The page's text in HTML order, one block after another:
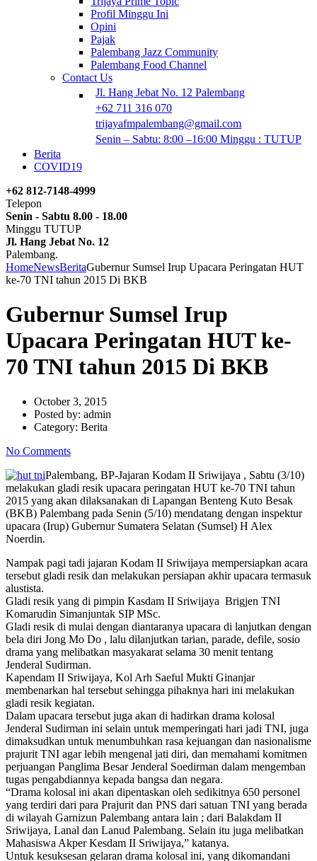
Profil Minggu Ini
Opini
Pajak
Palembang Jazz Community
Palembang Food Channel
Contact Us
Jl. Hang Jebat No. 12 Palembang
+62 711 316 070
trijayafmpalembang@gmail.com
Senin – Sabtu: 8:00 –16:00 Minggu : TUTUP
Berita
COVID19
+62 812-7148-4999
Telepon
Senin - Sabtu 8.00 - 18.00
Minggu TUTUP
Jl. Hang Jebat No. 12
Palembang.
HomeNewsBeritaGubernur Sumsel Irup Upacara Peringatan HUT
ke-70 TNI tahun 2015 Di BKB
Gubernur Sumsel Irup
Upacara Peringatan HUT ke-
70 TNI tahun 2015 Di BKB
October 3, 2015
Posted by: admin
Category: Berita
No Comments
Palembang, BP-Jajaran Kodam II Sriwijaya , Sabtu (3/10)
melakukan gladi resik upacara peringatan HUT ke-70 TNI tahun
2015 yang akan dilaksanakan di Lapangan Benteng Kuto Besak
(BKB) Palembang pada Senin (5/10) mendatang dengan inspektur
upacara (Irup) Gubernur Sumatera Selatan (Sumsel) H Alex
Noerdin.
Nampak pagi tadi jajaran Kodam II Sriwijaya mempersiapkan acara
tersebut gladi resik dan melakukan persiapan akhir upacara termasuk
alustista.
Gladi resik yang di pimpin Kasdam II Sriwijaya Brigjen TNI
Komarudin Simanjuntak SIP MSc.
Gladi resik di mulai dengan diantaranya upacara di lanjutkan dengan
bela diri Jong Mo Do , lalu dilanjutkan tarian, parade, defile, sosio
drama yang melibatkan masyakarat selama 30 menit tentang
Jenderal Sudirman.
Kapendam II Sriwijaya, Kol Arh Saeful Mukti Ginanjar
membenarkan hal tersebut sehingga pihaknya hari ini melakukan
gladi resik kegiatan.
Dalam upacara tersebut juga akan di hadirkan drama kolosal
Jenderal Sudirman ini selain untuk memperingati hari jadi TNI, juga
dimaksudkan untuk menumbuhkan rasa kejuangan dan nasionalisme
prajurit TNI agar lebih mengenal jati diri, dan memahami komitmen
perjuangan Panglima Besar Jenderal Soedirman dalam mengemban
tugas pengabdiannya kepada bangsa dan negara.
“Drama kolosal ini akan dipentaskan oleh sedikitnya 650 personel
yang terdiri dari para Prajurit dan PNS dari satuan TNI yang berada
di wilayah Garnizun Palembang antara lain ; dari Balakdam II
Sriwijaya, Lanal dan Lanud Palembang. Selain itu juga melibatkan
Mahasiswa Akper Kesdam II Sriwijaya,” katanya.
Untuk kesuksesan gelaran drama kolosal ini, yang dikomandani